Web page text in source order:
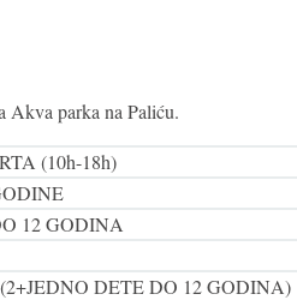
Akva parka na Paliću.
(10h-18h)
12 GODINA
DETE DO 12 GODINA)